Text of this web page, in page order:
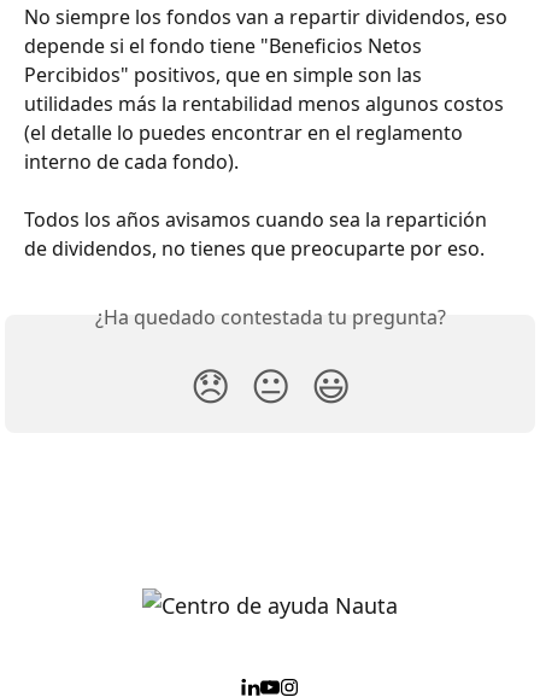
No siempre los fondos van a repartir dividendos, eso
depende si el fondo tiene "Beneficios Netos
Percibidos" positivos, que en simple son las
utilidades más la rentabilidad menos algunos costos
(el detalle lo puedes encontrar en el reglamento
interno de cada fondo).
Todos los años avisamos cuando sea la repartición
de dividendos, no tienes que preocuparte por eso.
¿Ha quedado contestada tu pregunta?
😞 😐 😃